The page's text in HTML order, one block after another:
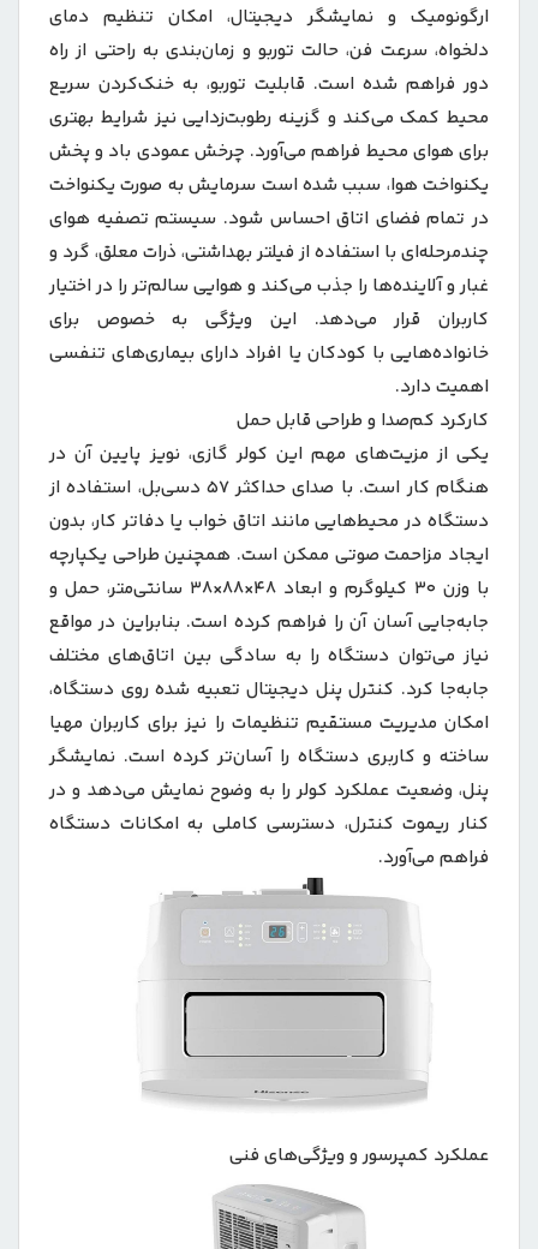
ارگونومیک و نمایشگر دیجیتال، امکان تنظیم دمای
دلخواه، سرعت فن، حالت توربو و زمان‌بندی به راحتی از راه
دور فراهم شده است. قابلیت توربو، به خنک‌کردن سریع
محیط کمک می‌کند و گزینه رطوبت‌زدایی نیز شرایط بهتری
برای هوای محیط فراهم می‌آورد. چرخش عمودی باد و پخش
یکنواخت هوا، سبب شده است سرمایش به صورت یکنواخت
در تمام فضای اتاق احساس شود. سیستم تصفیه هوای
چندمرحله‌ای با استفاده از فیلتر بهداشتی، ذرات معلق، گرد و
غبار و آلاینده‌ها را جذب می‌کند و هوایی سالم‌تر را در اختیار
کاربران قرار می‌دهد. این ویژگی به خصوص برای
خانواده‌هایی با کودکان یا افراد دارای بیماری‌های تنفسی
اهمیت دارد.
کارکرد کم‌صدا و طراحی قابل حمل
یکی از مزیت‌های مهم این کولر گازی، نویز پایین آن در
هنگام کار است. با صدای حداکثر ۵۷ دسی‌بل، استفاده از
دستگاه در محیط‌هایی مانند اتاق خواب یا دفاتر کار، بدون
ایجاد مزاحمت صوتی ممکن است. همچنین طراحی یکپارچه
با وزن ۳۰ کیلوگرم و ابعاد ۴۸×۸۸×۳۸ سانتی‌متر، حمل و
جابه‌جایی آسان آن را فراهم کرده است. بنابراین در مواقع
نیاز می‌توان دستگاه را به سادگی بین اتاق‌های مختلف
جابه‌جا کرد. کنترل پنل دیجیتال تعبیه شده روی دستگاه،
امکان مدیریت مستقیم تنظیمات را نیز برای کاربران مهیا
ساخته و کاربری دستگاه را آسان‌تر کرده است. نمایشگر
پنل، وضعیت عملکرد کولر را به وضوح نمایش می‌دهد و در
کنار ریموت کنترل، دسترسی کاملی به امکانات دستگاه
فراهم می‌آورد.
عملکرد کمپرسور و ویژگی‌های فنی